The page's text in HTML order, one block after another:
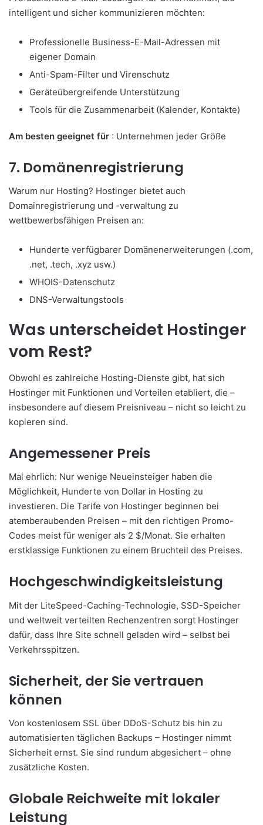
intelligent und sicher kommunizieren möchten:
Professionelle Business-E-Mail-Adressen mit
eigener Domain
Anti-Spam-Filter und Virenschutz
Geräteübergreifende Unterstützung
Tools für die Zusammenarbeit (Kalender, Kontakte)
Am besten geeignet für : Unternehmen jeder Größe
7. Domänenregistrierung
Warum nur Hosting? Hostinger bietet auch
Domainregistrierung und -verwaltung zu
wettbewerbsfähigen Preisen an:
Hunderte verfügbarer Domänenerweiterungen (.com,
.net, .tech, .xyz usw.)
WHOIS-Datenschutz
DNS-Verwaltungstools
Was unterscheidet Hostinger
vom Rest?
Obwohl es zahlreiche Hosting-Dienste gibt, hat sich
Hostinger mit Funktionen und Vorteilen etabliert, die –
insbesondere auf diesem Preisniveau – nicht so leicht zu
kopieren sind.
Angemessener Preis
Mal ehrlich: Nur wenige Neueinsteiger haben die
Möglichkeit, Hunderte von Dollar in Hosting zu
investieren. Die Tarife von Hostinger beginnen bei
atemberaubenden Preisen – mit den richtigen Promo-
Codes meist für weniger als 2 $/Monat. Sie erhalten
erstklassige Funktionen zu einem Bruchteil des Preises.
Hochgeschwindigkeitsleistung
Mit der LiteSpeed-Caching-Technologie, SSD-Speicher
und weltweit verteilten Rechenzentren sorgt Hostinger
dafür, dass Ihre Site schnell geladen wird – selbst bei
Verkehrsspitzen.
Sicherheit, der Sie vertrauen
können
Von kostenlosem SSL über DDoS-Schutz bis hin zu
automatisierten täglichen Backups – Hostinger nimmt
Sicherheit ernst. Sie sind rundum abgesichert – ohne
zusätzliche Kosten.
Globale Reichweite mit lokaler
Leistung